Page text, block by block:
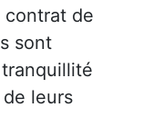
de
sont
leurs